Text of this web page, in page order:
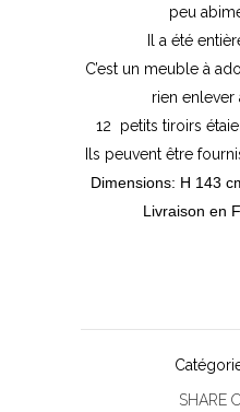
peu
Il a été
C’est un meuble à
rien enlever
12 petits tiroirs
Ils peuvent être
Dimensions: H 143
Livraison en
SHARE